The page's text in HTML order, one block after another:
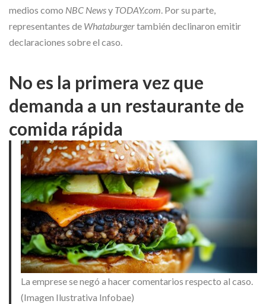
medios como NBC Newsy TODAY.com . Por su parte,
representantes de Whataburgertambién declinaron emitir
declaraciones sobre el caso.
No es la primera vez que
demanda a un restaurante de
comida rápida
La emprese se negó a hacer comentarios respecto al caso.
(Imagen Ilustrativa Infobae)